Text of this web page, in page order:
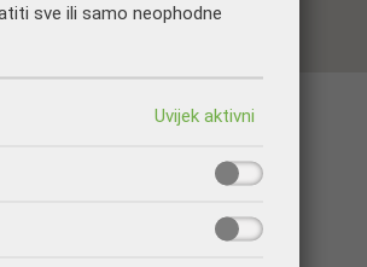
sve ili samo neophodne